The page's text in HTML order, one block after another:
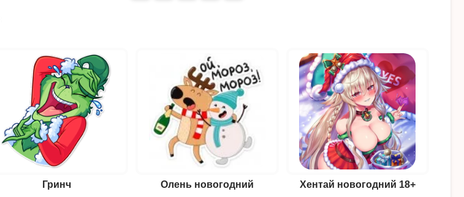
Гринч Олень новогодний Хентай новогодний 18+